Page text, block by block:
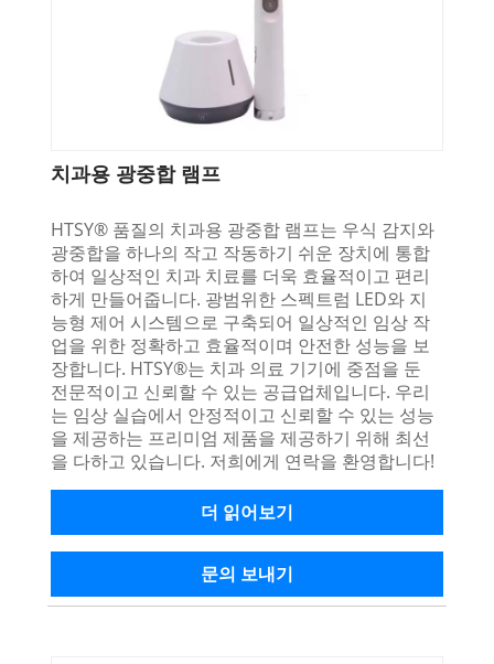
치과용 광중합 램프
HTSY® 품질의 치과용 광중합 램프는 우식 감지와
광중합을 하나의 작고 작동하기 쉬운 장치에 통합
하여 일상적인 치과 치료를 더욱 효율적이고 편리
하게 만들어줍니다. 광범위한 스펙트럼 LED와 지
능형 제어 시스템으로 구축되어 일상적인 임상 작
업을 위한 정확하고 효율적이며 안전한 성능을 보
장합니다. HTSY®는 치과 의료 기기에 중점을 둔
전문적이고 신뢰할 수 있는 공급업체입니다. 우리
는 임상 실습에서 안정적이고 신뢰할 수 있는 성능
을 제공하는 프리미엄 제품을 제공하기 위해 최선
을 다하고 있습니다. 저희에게 연락을 환영합니다!
더 읽어보기
문의 보내기